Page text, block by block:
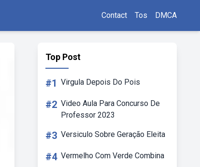
Contact Tos DMCA
Top Post
#1 Virgula Depois Do Pois
#2 Video Aula Para Concurso De
Professor 2023
#3 Versiculo Sobre Geração Eleita
#4 Vermelho Com Verde Combina